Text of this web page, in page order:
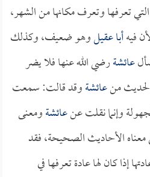
تعرفها وتعرف مكانها من الشهر،
فيهأبا عقيلوهو ضعيف، وكذلك
عائشةرضي الله عنها فلا يضر
منعائشةوقد قالت: سمعت
وإنما نقلت عنعائشةومعنى
الأحاديث الصحيحة، فقد
إذا كان لها عادة تعرفها في